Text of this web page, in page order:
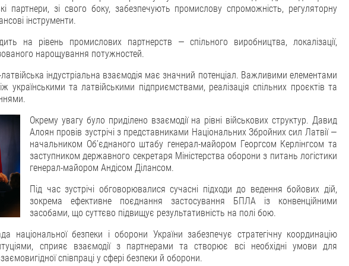
партнери, зі свого боку, забезпечують промислову спроможність, регуляторну
інструменти.
на рівень промислових партнерств — спільного виробництва, локалізації,
нарощування потужностей.
індустріальна взаємодія має значний потенціал. Важливими елементами
українськими та латвійськими підприємствами, реалізація спільних проєктів та
Окрему увагу було приділено взаємодії на рівні військових структур. Давид
Алоян провів зустрічі з представниками Національних Збройних сил Латвії —
начальником Об’єднаного штабу генерал-майором Георгсом Керлінгсом та
заступником державного секретаря Міністерства оборони з питань логістики
генерал-майором Андісом Ділансом.
Під час зустрічі обговорювалися сучасні підходи до ведення бойових дій,
зокрема ефективне поєднання застосування БПЛА із конвенційними
засобами, що суттєво підвищує результативність на полі бою.
безпеки і оборони України забезпечує стратегічну координацію
сприяє взаємодії з партнерами та створює всі необхідні умови для
співпраці у сфері безпеки й оборони.